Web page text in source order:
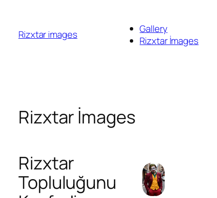
Rizxtar images
Gallery
Rizxtar İmages
Rizxtar İmages
Rizxtar
Topluluğunu